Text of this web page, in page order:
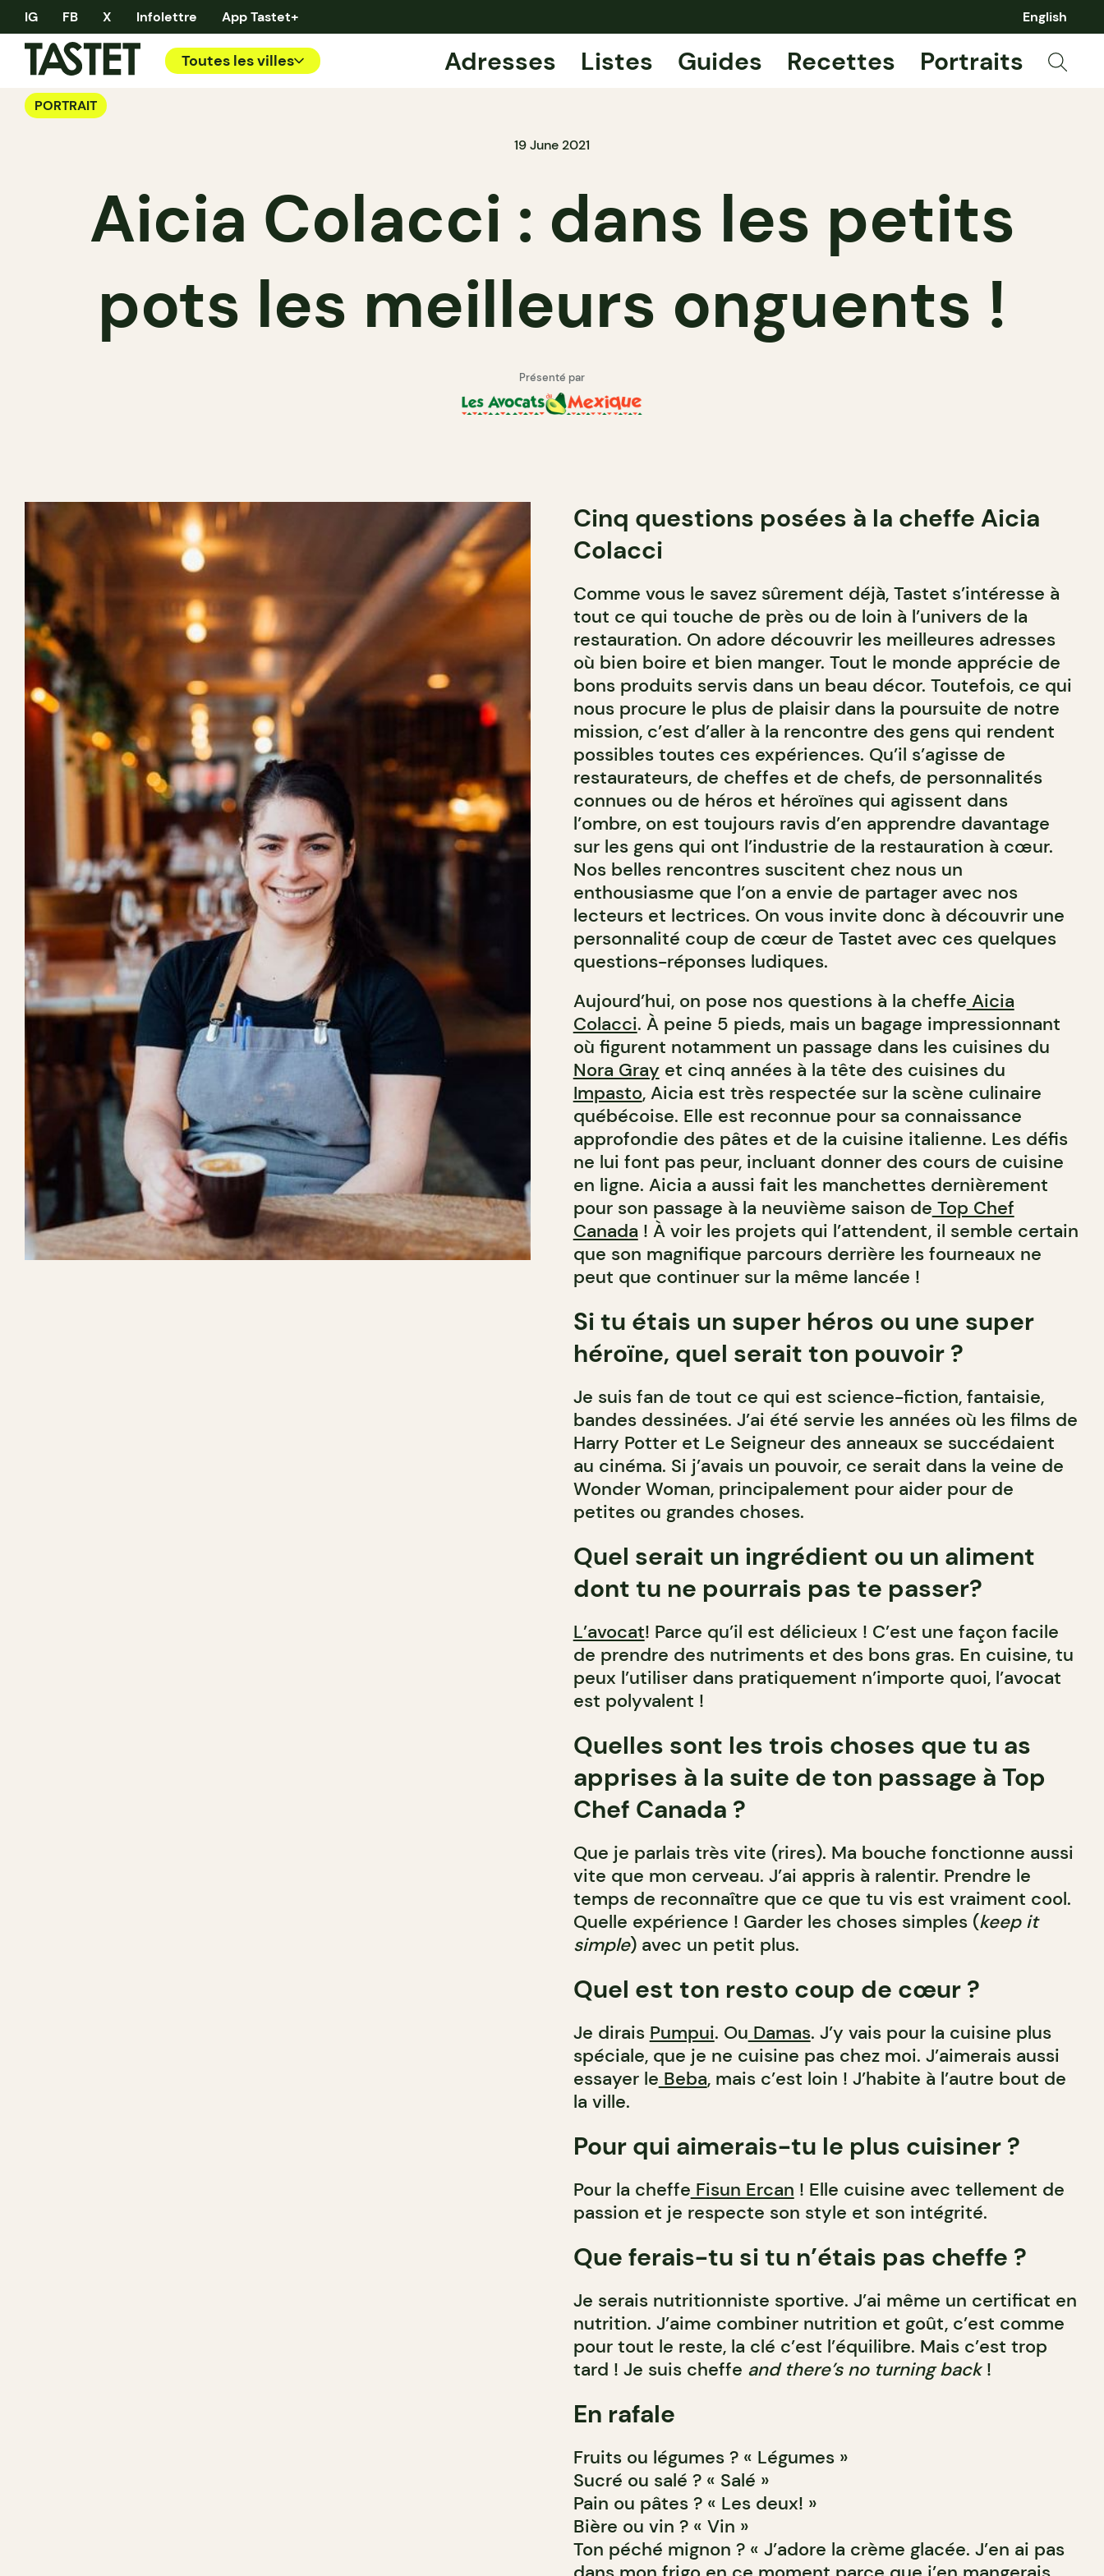
IG FB X Infolettre App Tastet+ English
Toutes les villes Adresses Listes Guides Recettes Portraits
PORTRAIT
19 June 2021
Aicia Colacci : dans les petits
pots les meilleurs onguents !
Présenté par
Cinq questions posées à la cheffe Aicia
Colacci
Comme vous le savez sûrement déjà, Tastet s’intéresse à
tout ce qui touche de près ou de loin à l’univers de la
restauration. On adore découvrir les meilleures adresses
où bien boire et bien manger. Tout le monde apprécie de
bons produits servis dans un beau décor. Toutefois, ce qui
nous procure le plus de plaisir dans la poursuite de notre
mission, c’est d’aller à la rencontre des gens qui rendent
possibles toutes ces expériences. Qu’il s’agisse de
restaurateurs, de cheffes et de chefs, de personnalités
connues ou de héros et héroïnes qui agissent dans
l’ombre, on est toujours ravis d’en apprendre davantage
sur les gens qui ont l’industrie de la restauration à cœur.
Nos belles rencontres suscitent chez nous un
enthousiasme que l’on a envie de partager avec nos
lecteurs et lectrices. On vous invite donc à découvrir une
personnalité coup de cœur de Tastet avec ces quelques
questions-réponses ludiques.
Aujourd’hui, on pose nos questions à la cheffe Aicia
Colacci. À peine 5 pieds, mais un bagage impressionnant
où figurent notamment un passage dans les cuisines du
Nora Gray et cinq années à la tête des cuisines du
Impasto, Aicia est très respectée sur la scène culinaire
québécoise. Elle est reconnue pour sa connaissance
approfondie des pâtes et de la cuisine italienne. Les défis
ne lui font pas peur, incluant donner des cours de cuisine
en ligne. Aicia a aussi fait les manchettes dernièrement
pour son passage à la neuvième saison de Top Chef
Canada ! À voir les projets qui l’attendent, il semble certain
que son magnifique parcours derrière les fourneaux ne
peut que continuer sur la même lancée !
Si tu étais un super héros ou une super
héroïne, quel serait ton pouvoir ?
Je suis fan de tout ce qui est science-fiction, fantaisie,
bandes dessinées. J’ai été servie les années où les films de
Harry Potter et Le Seigneur des anneaux se succédaient
au cinéma. Si j’avais un pouvoir, ce serait dans la veine de
Wonder Woman, principalement pour aider pour de
petites ou grandes choses.
Quel serait un ingrédient ou un aliment
dont tu ne pourrais pas te passer?
L’avocat! Parce qu’il est délicieux ! C’est une façon facile
de prendre des nutriments et des bons gras. En cuisine, tu
peux l’utiliser dans pratiquement n’importe quoi, l’avocat
est polyvalent !
Quelles sont les trois choses que tu as
apprises à la suite de ton passage à Top
Chef Canada ?
Que je parlais très vite (rires). Ma bouche fonctionne aussi
vite que mon cerveau. J’ai appris à ralentir. Prendre le
temps de reconnaître que ce que tu vis est vraiment cool.
Quelle expérience ! Garder les choses simples (keep it
simple) avec un petit plus.
Quel est ton resto coup de cœur ?
Je dirais Pumpui. Ou Damas. J’y vais pour la cuisine plus
spéciale, que je ne cuisine pas chez moi. J’aimerais aussi
essayer le Beba, mais c’est loin ! J’habite à l’autre bout de
la ville.
Pour qui aimerais-tu le plus cuisiner ?
Pour la cheffe Fisun Ercan ! Elle cuisine avec tellement de
passion et je respecte son style et son intégrité.
Que ferais-tu si tu n’étais pas cheffe ?
Je serais nutritionniste sportive. J’ai même un certificat en
nutrition. J’aime combiner nutrition et goût, c’est comme
pour tout le reste, la clé c’est l’équilibre. Mais c’est trop
tard ! Je suis cheffe and there’s no turning back!
En rafale
Fruits ou légumes ? « Légumes »
Sucré ou salé ? « Salé »
Pain ou pâtes ? « Les deux! »
Bière ou vin ? « Vin »
Ton péché mignon ? « J’adore la crème glacée. J’en ai pas